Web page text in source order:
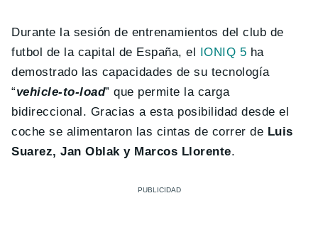
Durante la sesión de entrenamientos del club de
futbol de la capital de España, el
IONIQ 5 ha
demostrado las capacidades de su tecnología
“vehicle-to-load” que permite la carga
bidireccional. Gracias a esta posibilidad desde el
coche se alimentaron las cintas de correr de Luis
Suarez, Jan Oblak y Marcos Llorente.